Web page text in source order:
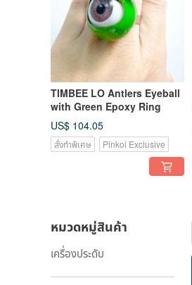
TIMBEE LO Antlers Eyeball
with Green Epoxy Ring
US$ 104.05
สั่งทำพิเศษ Pinkoi Exclusive
หมวดหมู่สินค้า
เครื่องประดับ